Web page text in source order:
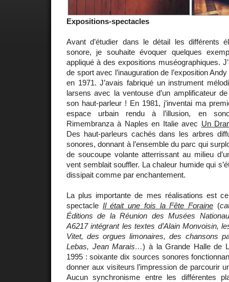
Expositions-spectacles
Avant d’étudier dans le détail les différents
sonore, je souhaite évoquer quelques
appliqué à des expositions muséographiques.
de sport avec l’inauguration de l’exposition
en 1971. J’avais fabriqué un instrument
larsens avec la ventouse d’un amplificateur
son haut-parleur ! En 1981, j’inventai ma
espace urbain rendu à l’illusion, en
Rimembranza à Naples en Italie avec Un
Des haut-parleurs cachés dans les arbres
sonores, donnant à l’ensemble du parc qui
de soucoupe volante atterrissant au milieu
vent semblait souffler. La chaleur humide qui
dissipait comme par enchantement.
La plus importante de mes réalisations est
spectacle Il était une fois la Fête Foraine(
Éditions de la Réunion des Musées
A6217 intégrant les textes d’Alain Monvoisin,
Vitet, des orgues limonaires, des chansons
Lebas, Jean Marais…) à la Grande Halle de
1995 : soixante dix sources sonores
donner aux visiteurs l’impression de parcourir
Aucun synchronisme entre les différentes